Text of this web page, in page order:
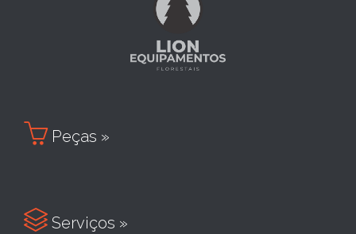
 Peças »
 Serviços »